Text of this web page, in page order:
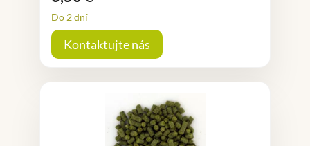
Do 2 dní
Kontaktujte nás